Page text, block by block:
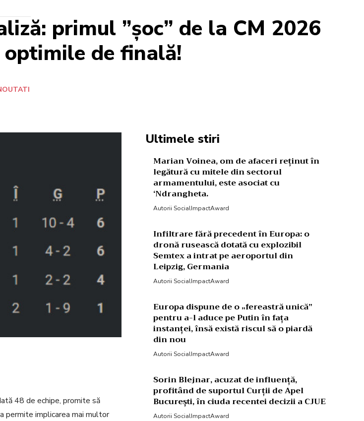
primul ”șoc” de la CM 2026
de finală!
48 de echipe, promite să
permite implicarea mai multor
Ultimele stiri
Marian Voinea, om de afaceri reținut în
legătură cu mitele din sectorul
armamentului, este asociat cu
‘Ndrangheta.
Autorii SocialImpactAward
Infiltrare fără precedent în Europa: o
dronă rusească dotată cu explozibil
Semtex a intrat pe aeroportul din
Leipzig, Germania
Autorii SocialImpactAward
Europa dispune de o „fereastră unică”
pentru a-l aduce pe Putin în fața
instanței, însă există riscul să o piardă
din nou
Autorii SocialImpactAward
Sorin Blejnar, acuzat de influență,
profitând de suportul Curții de Apel
București, în ciuda recentei decizii a CJUE
Autorii SocialImpactAward